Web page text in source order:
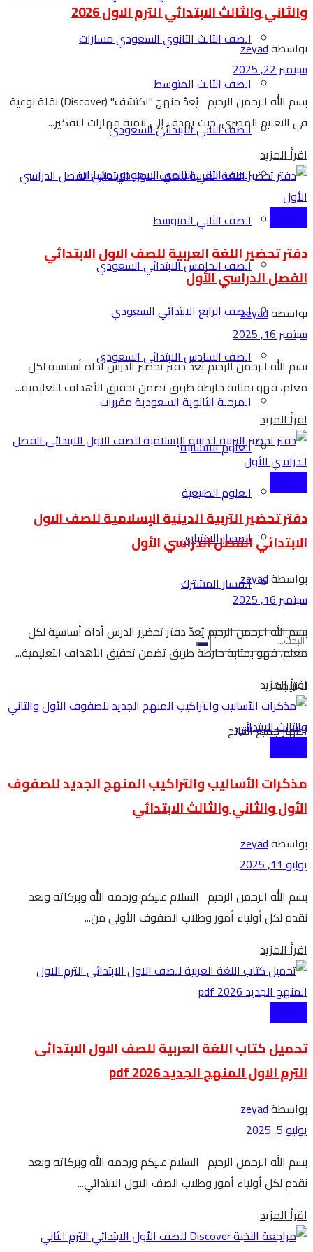
الصف الثالث الثانوي السعودي مسارات
الصف الثالث المتوسط
الصف الثاني الابتدائي السعودي
الصف الثاني الثانوي السعودي مسارات
الصف الثاني المتوسط
الصف الخامس الابتدائي السعودي
الصف الرابع الابتدائي السعودي
الصف السادس الابتدائي السعودي
المرحلة الثانوية السعودية مقررات
العلوم الانسانية
العلوم الطبيعية
المسار الاختياري
المسار المشترك
لا نتيجة
اظهار جميع النتائج
والثاني والثالث الابتدائي الترم الاول 2026
بواسطة zeyad
سبتمبر 22, 2025
بسم الله الرحمن الرحيم يُعدّ منهج "اكتشف" (Discover) نقلة نوعية
في التعليم المصري، حيث يهدف إلى تنمية مهارات التفكير...
اقرأ المزيدDetails
دفتر تحضير اللغة العربية للصف الاول الابتدائي
الفصل الدراسي الأول
بواسطة zeyad
سبتمبر 16, 2025
بسم الله الرحمن الرحيم يُعدّ دفتر تحضير الدرس أداة أساسية لكل
معلم، فهو بمثابة خارطة طريق تضمن تحقيق الأهداف التعليمية...
اقرأ المزيدDetails
دفتر تحضير التربية الدينية الإسلامية للصف الاول
الابتدائي الفصل الدراسي الأول
بواسطة zeyad
سبتمبر 16, 2025
بسم الله الرحمن الرحيم يُعدّ دفتر تحضير الدرس أداة أساسية لكل
معلم، فهو بمثابة خارطة طريق تضمن تحقيق الأهداف التعليمية...
اقرأ المزيدDetails
مذكرات الأساليب والتراكيب المنهج الجديد للصفوف
الأول والثاني والثالث الابتدائي
بواسطة zeyad
يوليو 11, 2025
بسم الله الرحمن الرحيم السلام عليكم ورحمه الله وبركاته وبعد
نقدم لكل أولياء أمور وطلاب الصفوف الأولى من...
اقرأ المزيدDetails
تحميل كتاب اللغة العربية للصف الاول الابتدائى
الترم الاول المنهج الجديد 2026 pdf
بواسطة zeyad
يوليو 5, 2025
بسم الله الرحمن الرحيم السلام عليكم ورحمه الله وبركاته وبعد
نقدم لكل أولياء أمور وطلاب الصف الاول الابتدائي...
اقرأ المزيدDetails